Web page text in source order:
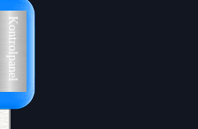
Kontrolpanel